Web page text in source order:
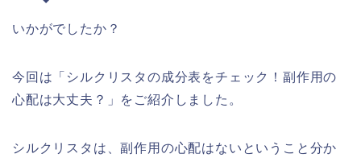
いかがでしたか？
今回は「シルクリスタの成分表をチェック！副作用の
心配は大丈夫？」をご紹介しました。
シルクリスタは、副作用の心配はないということ分か